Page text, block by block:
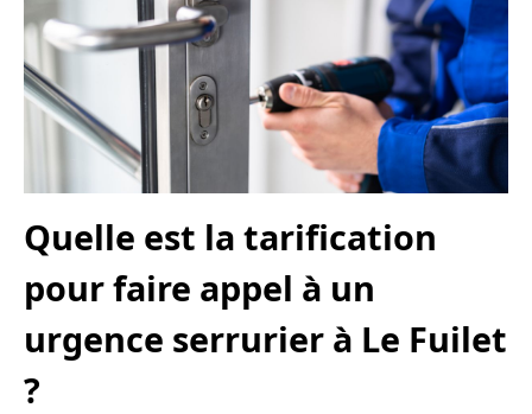
Quelle est la tarification
pour faire appel à un
urgence serrurier à Le Fuilet
?